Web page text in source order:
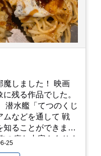
魔しました！ 映画
残る作品でした。
ムなどを通して 戦
ることができまし
25